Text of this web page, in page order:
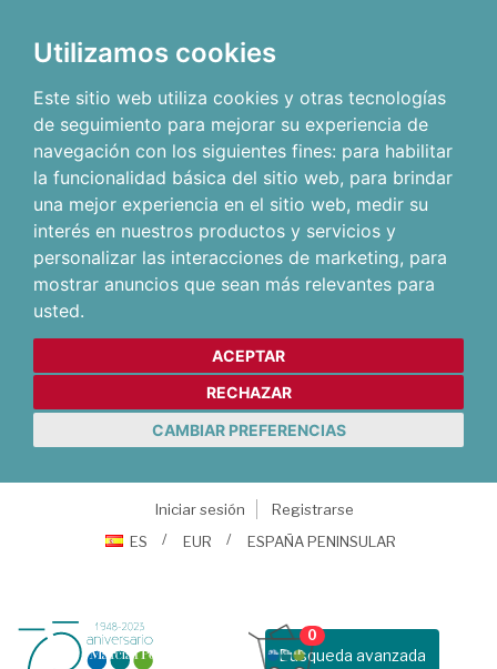
Utilizamos cookies
Este sitio web utiliza cookies y otras tecnologías
de seguimiento para mejorar su experiencia de
navegación con los siguientes fines: para habilitar
la funcionalidad básica del sitio web, para brindar
una mejor experiencia en el sitio web, medir su
interés en nuestros productos y servicios y
personalizar las interacciones de marketing, para
mostrar anuncios que sean más relevantes para
usted.
ACEPTAR
RECHAZAR
CAMBIAR PREFERENCIAS
Iniciar sesión
Registrarse
ES
EUR ESPAÑA PENINSULAR
Busqueda avanzada
0